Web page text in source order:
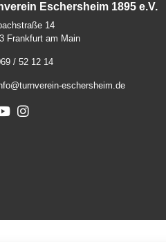
Eschersheim 1895 e.V.
14
Frankfurt am Main
/ 52 12 14
eschersheim.de